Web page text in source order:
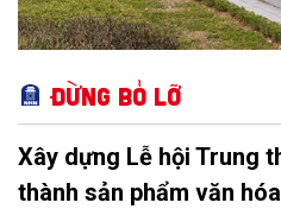
Đừng bỏ lỡ
Xây dựng Lễ hội Trung
thành sản phẩm văn